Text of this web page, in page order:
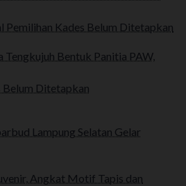
Pemilihan Kades Belum Ditetapkan
Tengkujuh Bentuk Panitia PAW,
Belum Ditetapkan
Lampung Selatan Gelar
Angkat Motif Tapis dan